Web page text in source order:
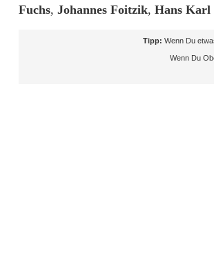
a
Fuchs, Johannes Foitzik, Hans Karl
Tipp: Wenn Du
Wenn Du